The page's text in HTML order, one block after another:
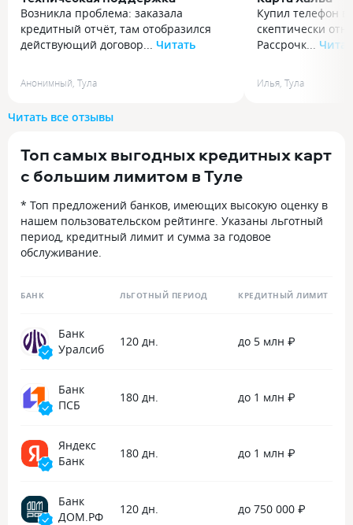
Возникла проблема: заказала
кредитный отчёт, там отобразился
действующий договор... Читать
действующий договор по кредитной
расторгнуть. 24.07.2026 Обратилась
сотрудник Анна ответила сразу,
попросили предоставить скриншот,
объяснили где найти, как скачать.
Такой оперативной работы ещё нигде
не видела. Проблема решена,
поддержка на очень высоком уровне.
Анонимный Тула
Купил телефон в
скептически
Рассрочк...
Рассрочки, а
без процентов,
Илья Тула
Читать все отзывы
Топ самых выгодных кредитных карт
с большим лимитом в Туле
* Топ предложений банков, имеющих высокую оценку в
нашем пользовательском рейтинге. Указаны льготный
период, кредитный лимит и сумма за годовое
обслуживание.
БАНК ЛЬГОТНЫЙ ПЕРИОД КРЕДИТНЫЙ ЛИМИТ
Банк
Уралсиб
120 дн. до 5 млн ₽
Банк
ПСБ
180 дн. до 1 млн ₽
Яндекс
Банк
180 дн. до 1 млн ₽
Банк
ДОМ.РФ
120 дн. до 750 000 ₽